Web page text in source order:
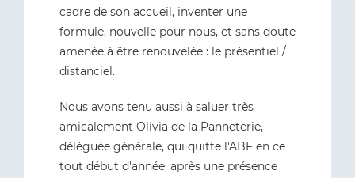
cadre de son accueil, inventer une
formule, nouvelle pour nous, et sans doute
amenée à être renouvelée : le présentiel /
distanciel.
Nous avons tenu aussi à saluer très
amicalement Olivia de la Panneterie,
déléguée générale, qui quitte l'ABF en ce
tout début d'année, après une présence